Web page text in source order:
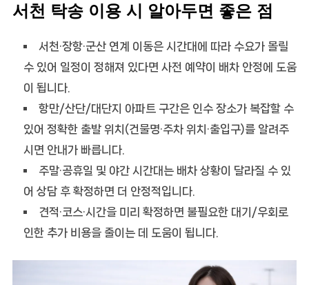
서천 탁송 이용 시 알아두면 좋은 점
서천·장항·군산 연계 이동은 시간대에 따라 수요가 몰릴
수 있어 일정이 정해져 있다면 사전 예약이 배차 안정에 도움
이 됩니다.
항만/산단/대단지 아파트 구간은 인수 장소가 복잡할 수
있어 정확한 출발 위치(건물명·주차 위치·출입구)를 알려주
시면 안내가 빠릅니다.
주말·공휴일 및 야간 시간대는 배차 상황이 달라질 수 있
어 상담 후 확정하면 더 안정적입니다.
견적·코스·시간을 미리 확정하면 불필요한 대기/우회로
인한 추가 비용을 줄이는 데 도움이 됩니다.